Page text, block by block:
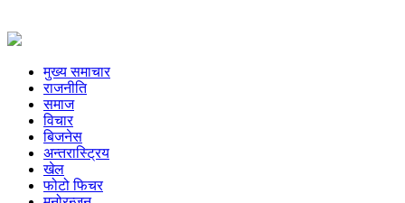
मुख्य समाचार
राजनीति
समाज
विचार
बिजनेस
अन्तरास्ट्रिय
खेल
फोटो फिचर